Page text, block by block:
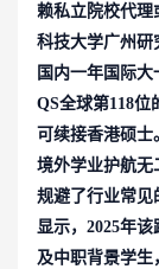
赖私立院校代理
科技大学广州研
国内一年国际
QS全球第118
可续接香港硕
境外学业护航无
规避了行业常
显示，2025年
及中职背景学